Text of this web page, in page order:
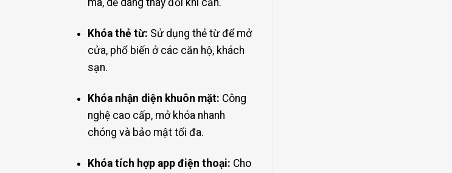
mã, dễ dàng thay đổi khi cần.
Khóa thẻ từ: Sử dụng thẻ từ để mở
cửa, phổ biến ở các căn hộ, khách
sạn.
Khóa nhận diện khuôn mặt: Công
nghệ cao cấp, mở khóa nhanh
chóng và bảo mật tối đa.
Khóa tích hợp app điện thoại: Cho